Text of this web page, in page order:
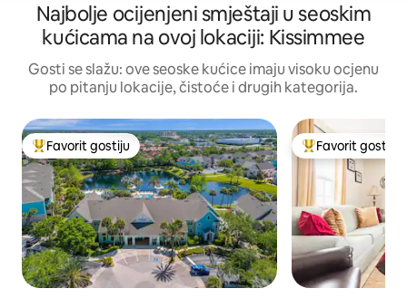
Najbolje ocijenjeni smještaji u seoskim
kućicama na ovoj lokaciji: Kissimmee
Gosti se slažu: ove seoske kućice imaju visoku ocjenu
po pitanju lokacije, čistoće i drugih kategorija.
Glavni favorit gostiju
Favorit gostiju Glavni favorit
Favorit gostiju